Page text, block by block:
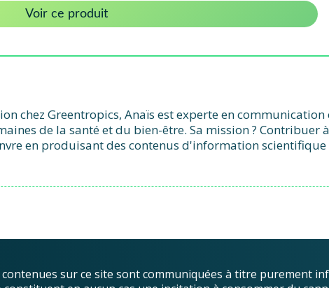
Voir ce produit
chez Greentropics, Anaïs est experte en
de la santé et du bien-être. Sa mission ? Contribuer
en produisant des contenus d'information
sur ce site sont communiquées à titre purement